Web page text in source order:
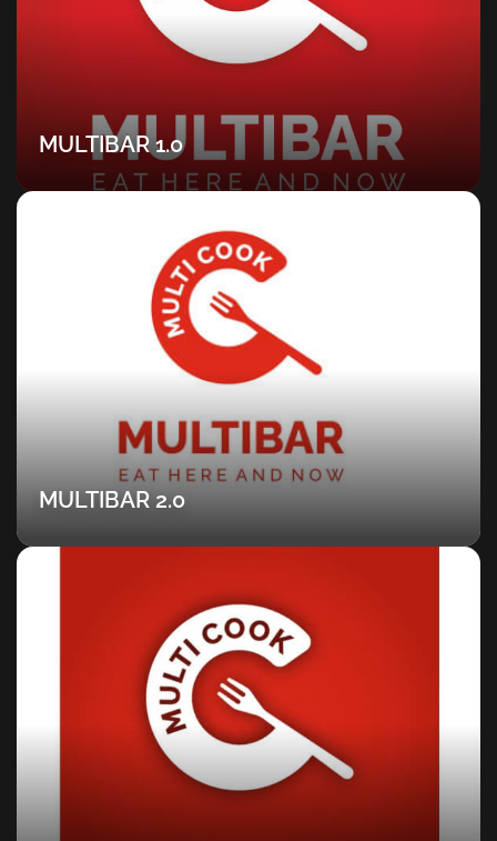
MULTIBAR 1.0
MULTIBAR 2.0